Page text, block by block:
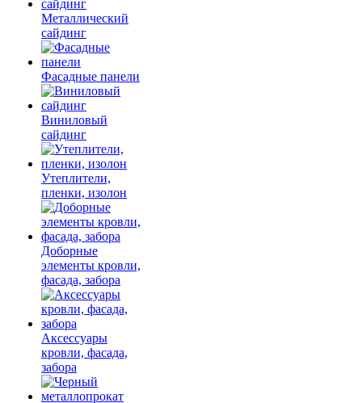
Металлический
сайдинг
Фасадные панели
Виниловый
сайдинг
Утеплители,
пленки, изолон
Доборные
элементы кровли,
фасада, забора
Аксессуары
кровли, фасада,
забора